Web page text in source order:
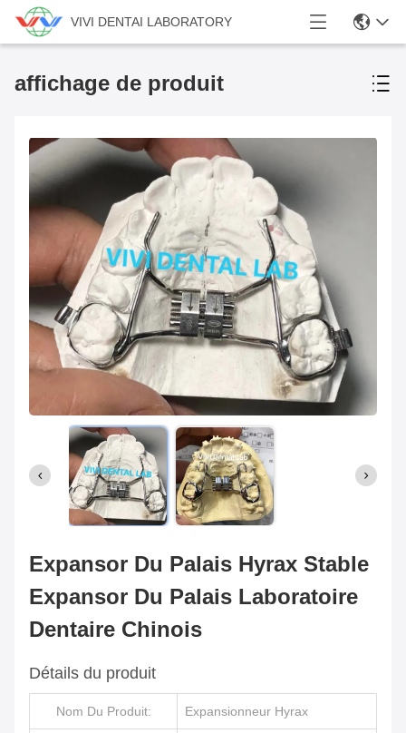
VIVI DENTAI LABORATORY
affichage de produit
Expansor Du Palais Hyrax Stable
Expansor Du Palais Laboratoire
Dentaire Chinois
Détails du produit
Nom Du Produit: Expansionneur Hyrax